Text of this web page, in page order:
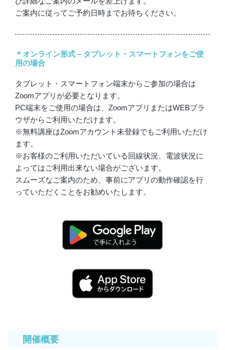
ご案内に従ってご予約日時までお待ちください。
＊オンライン形式 – タブレット・スマートフォンをご使
用の場合
タブレット・スマートフォン端末からご参加の場合は
Zoomアプリが必要となります。
PC端末をご使用の場合は、ZoomアプリまたはWEBブラ
ウザからご利用いただけます。
※無料講座はZoomアカウント未登録でもご利用いただけ
ます。
※お客様のご利用いただいている回線状況、電波状況に
よってはご利用出来ない場合がございます。
スムーズなご案内のため、事前にアプリの動作確認を行
っていただくことをお勧めいたします。
開催概要